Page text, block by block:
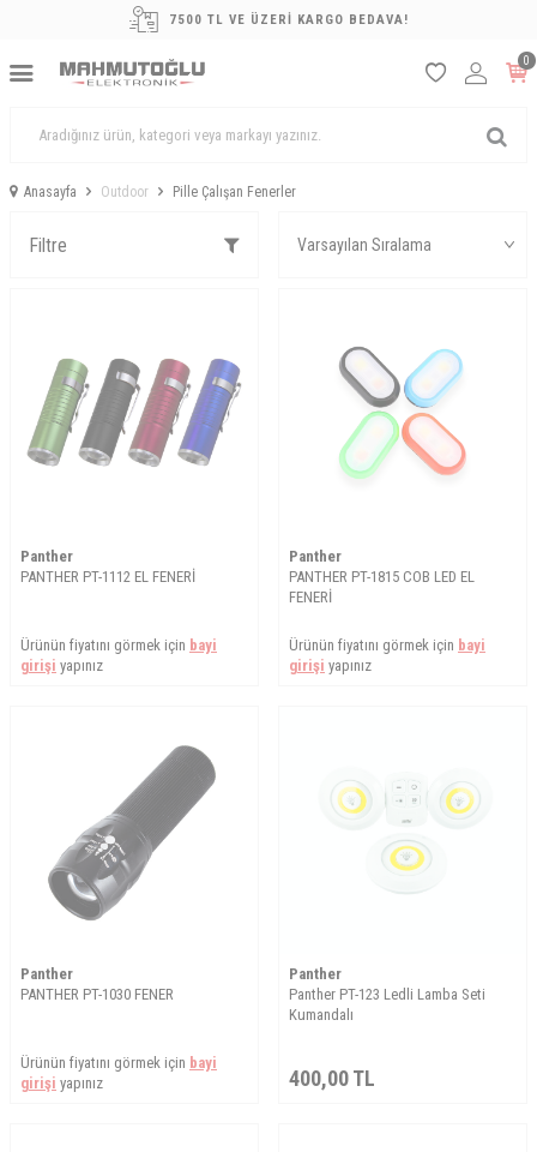
7500 TL VE ÜZERİ KARGO BEDAVA!
0
Anasayfa Outdoor Pille Çalışan Fenerler
Filtre
Panther
PANTHER PT-1112 EL FENERİ
Ürünün fiyatını görmek için bayi
girişi yapınız
Panther
PANTHER PT-1815 COB LED EL
FENERİ
Ürünün fiyatını görmek için bayi
girişi yapınız
Panther
PANTHER PT-1030 FENER
Ürünün fiyatını görmek için bayi
girişi yapınız
Panther
Panther PT-123 Ledli Lamba Seti
Kumandalı
400,00TL